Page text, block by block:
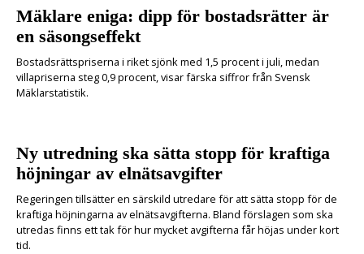
Mäklare eniga: dipp för bostadsrätter är
en säsongseffekt
Bostadsrättspriserna i riket sjönk med 1,5 procent i juli, medan
villapriserna steg 0,9 procent, visar färska siffror från Svensk
Mäklarstatistik.
Ny utredning ska sätta stopp för kraftiga
höjningar av elnätsavgifter
Regeringen tillsätter en särskild utredare för att sätta stopp för de
kraftiga höjningarna av elnätsavgifterna. Bland förslagen som ska
utredas finns ett tak för hur mycket avgifterna får höjas under kort
tid.